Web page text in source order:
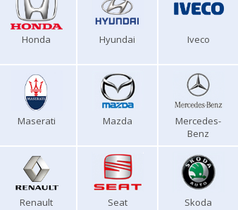
Honda Hyundai Iveco
Maserati Mazda
Mercedes-
Benz
Renault Seat Skoda